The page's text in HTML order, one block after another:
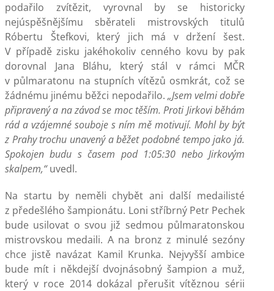
podařilo zvítězit, vyrovnal by se historicky
nejúspěšnějšímu sběrateli mistrovských titulů
Róbertu Štefkovi, který jich má v držení šest.
V případě zisku jakéhokoliv cenného kovu by pak
dorovnal Jana Bláhu, který stál v rámci MČR
v půlmaratonu na stupních vítězů osmkrát, což se
žádnému jinému běžci nepodařilo. „Jsem velmi dobře
připravený a na závod se moc těším. Proti Jirkovi běhám
rád a vzájemné souboje s ním mě motivují. Mohl by být
z Prahy trochu unavený a běžet podobné tempo jako já.
Spokojen budu s časem pod 1:05:30 nebo Jirkovým
skalpem,“uvedl.
Na startu by neměli chybět ani další medailisté
z předešlého šampionátu. Loni stříbrný Petr Pechek
bude usilovat o svou již sedmou půlmaratonskou
mistrovskou medaili. A na bronz z minulé sezóny
chce jistě navázat Kamil Krunka. Nejvyšší ambice
bude mít i někdejší dvojnásobný šampion a muž,
který v roce 2014 dokázal přerušit vítěznou sérii